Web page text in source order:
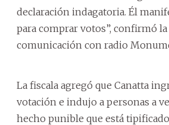
declaración indagatoria. Él
para comprar votos”, confirmó
comunicación con radio
La fiscala agregó que Canatta
votación e indujo a personas a
hecho punible que está